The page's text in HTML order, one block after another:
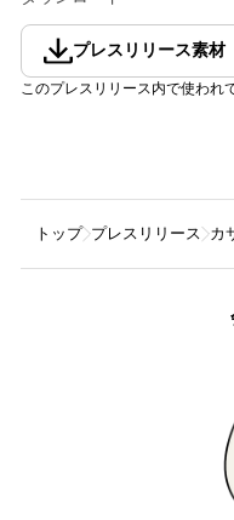
プレスリリース素材
このプレスリリース内で使われ
トップ プレスリリース カ